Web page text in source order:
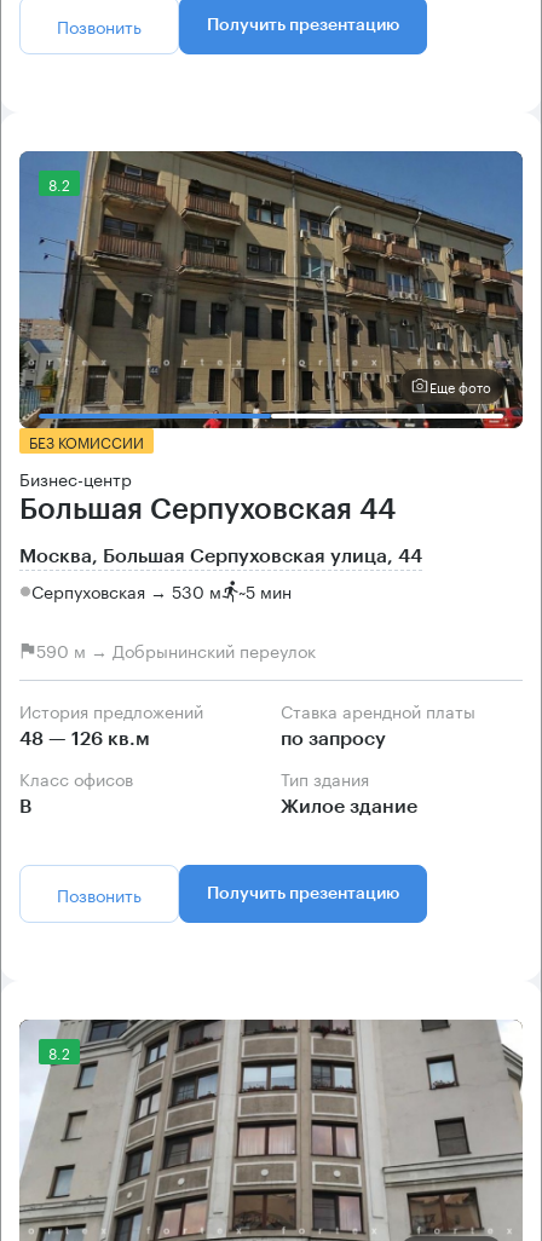
Позвонить Получить презентацию
8.2
Еще фото
БЕЗ КОМИССИИ
Бизнес-центр
Большая Серпуховская 44
Москва, Большая Серпуховская улица, 44
Серпуховская → 530 м ~5 мин
590 м → Добрынинский переулок
История предложений
48 — 126 кв.м
Ставка арендной платы
по запросу
Класс офисов
B
Тип здания
Жилое здание
Позвонить Получить презентацию
8.2